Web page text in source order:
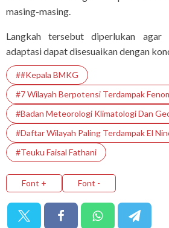
masing-masing.
Langkah tersebut diperlukan
adaptasi dapat disesuaikan dengan
##Kepala BMKG
#7 Wilayah Berpotensi Terdampak
#Badan Meteorologi Klimatologi Dan
#Daftar Wilayah Paling Terdampak El
#Teuku Faisal Fathani
Font + Font -